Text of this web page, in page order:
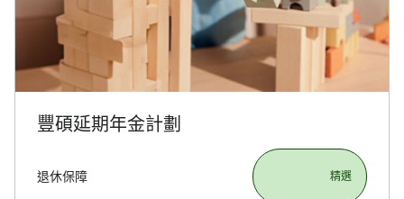
豐碩延期年金計劃
退休保障